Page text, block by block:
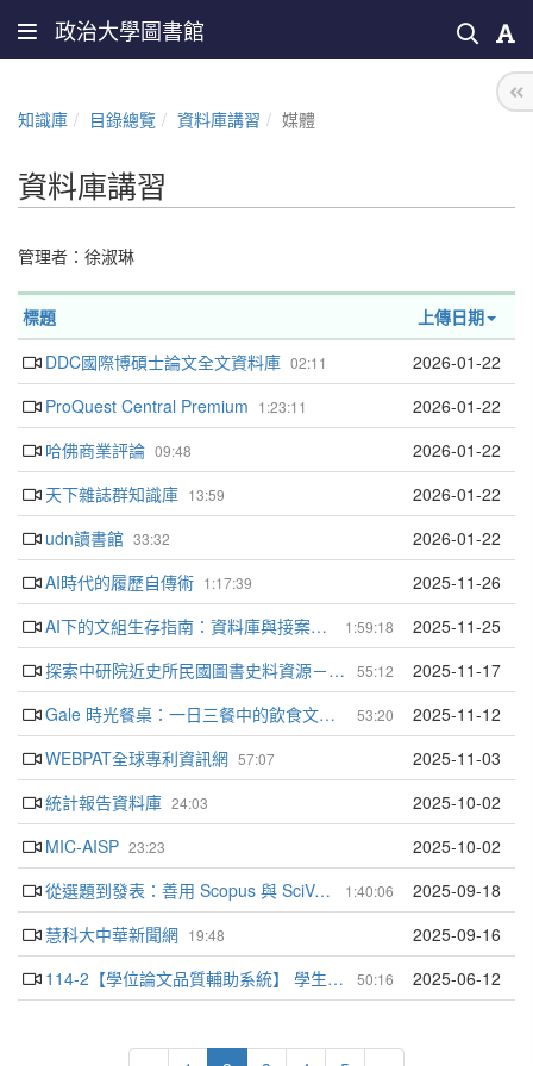
政治大學圖書館
知識庫 目錄總覽 資料庫講習 媒體
資料庫講習
管理者： 徐淑琳
標題 上傳日期
02:11
DDC國際博碩士論文全文資料庫 2026-01-22
1:23:11
ProQuest Central Premium 2026-01-22
09:48
哈佛商業評論 2026-01-22
13:59
天下雜誌群知識庫 2026-01-22
33:32
udn讀書館 2026-01-22
1:17:39
AI時代的履歷自傳術 2025-11-26
1:59:18
AI下的文組生存指南：資料庫與接案、投稿之運用 2025-11-25
55:12
探索中研院近史所民國圖書史料資源－從政大校史看起 2025-11-17
53:20
Gale 時光餐桌：一日三餐中的飲食文化與歷史足跡 2025-11-12
57:07
WEBPAT全球專利資訊網 2025-11-03
24:03
統計報告資料庫 2025-10-02
23:23
MIC-AISP 2025-10-02
1:40:06
從選題到發表：善用 Scopus 與 SciVal 達成您的研究目標 2025-09-18
19:48
慧科大中華新聞網 2025-09-16
50:16
114-2【學位論文品質輔助系統】 學生端教育訓練 2025-06-12